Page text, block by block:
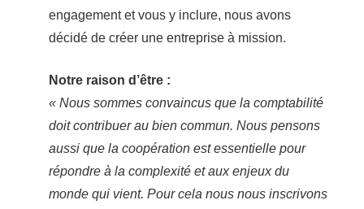
engagement et vous y inclure, nous avons
décidé de créer une entreprise à mission.
Notre raison d’être :
« Nous sommes convaincus que la comptabilité
doit contribuer au bien commun. Nous pensons
aussi que la coopération est essentielle pour
répondre à la complexité et aux enjeux du
monde qui vient. Pour cela nous nous inscrivons